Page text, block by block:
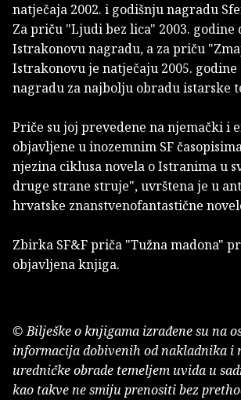
natječaja 2002. i godišnju nagradu
Za priču "Ljudi bez lica" 2003.
Istrakonovu nagradu, a za priču
Istrakonovu je natječaju 2005.
nagradu za najbolju obradu istarske
Priče su joj prevedene na njemački i
objavljene u inozemnim SF
njezina ciklusa novela o Istranima u
druge strane struje", uvrštena je u
hrvatske znanstvenofantastične
Zbirka SF&F priča "Tužna madona"
objavljena knjiga.
© Bilješke o knjigama izrađene su na
informacija dobivenih od nakladnika i
uredničke obrade temeljem uvida u
kao takve ne smiju prenositi bez